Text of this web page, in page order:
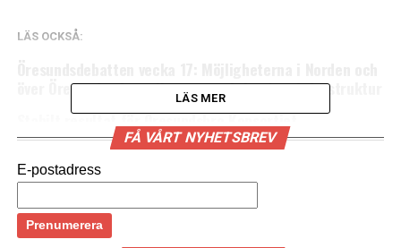
LÄS OCKSÅ:
över Öresund och ett Natoperspektiv på ny infrastruktur
Stabilt resultat för Øresundsbro Konsortiet
LÄS MER
FÅ VÅRT NYHETSBREV
E-postadress